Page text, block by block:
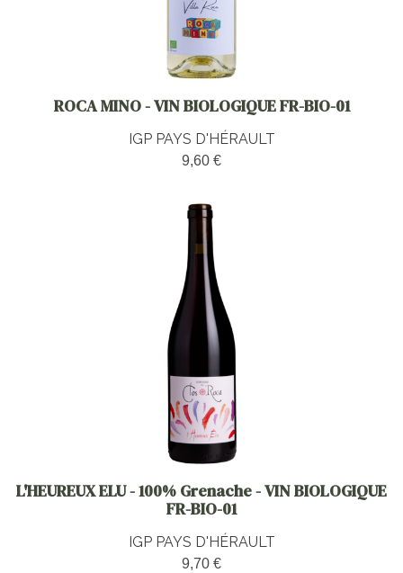
ROCA MINO - VIN BIOLOGIQUE FR-BIO-01
IGP PAYS D'HÉRAULT
9,60 €
L'HEUREUX ELU - 100% Grenache - VIN BIOLOGIQUE
FR-BIO-01
IGP PAYS D'HÉRAULT
9,70 €